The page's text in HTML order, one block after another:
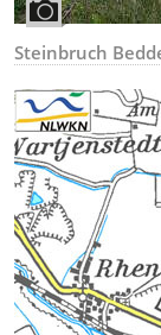
Steinbruch